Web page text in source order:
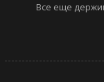
Все еще